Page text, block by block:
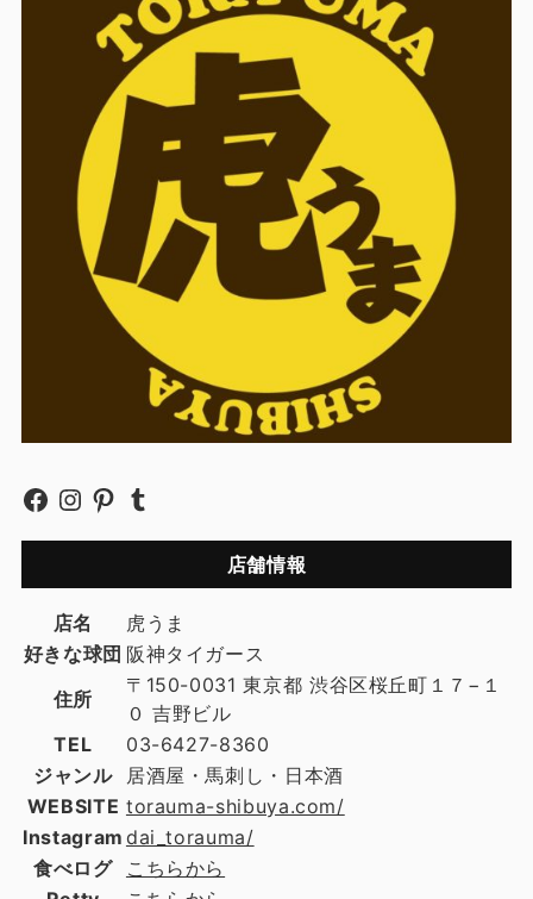
店舗情報
店名
虎うま
好きな球団 阪神タイガース
住所
〒150-0031 東京都 渋谷区桜丘町１７−１
０ 吉野ビル
TEL
03-6427-8360
ジャンル
居酒屋・馬刺し・日本酒
WEBSITE torauma-shibuya.com/
Instagram dai_torauma/
食べログ
こちらから